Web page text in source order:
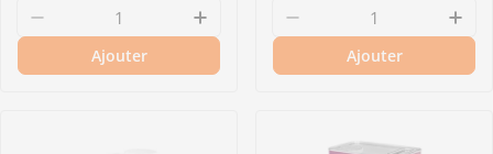
régulier
Diminuer la quantité pour 1-951 Nettoyant
Augmenter la quantité pour
Ajouter
régulier
Diminuer la
Ajouter